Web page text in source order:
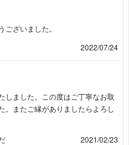
ざいました。
2022/07/24
しました。この度はご丁寧なお取
。またご縁がありましたらよろし
2021/02/23